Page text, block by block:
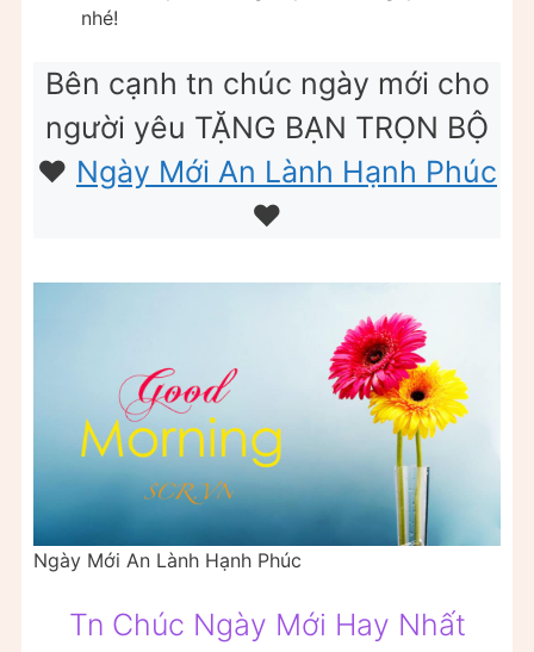
nhé!
Bên cạnh tn chúc ngày mới cho
người yêu TẶNG BẠN TRỌN BỘ
❤️ Ngày Mới An Lành Hạnh Phúc
❤️
Ngày Mới An Lành Hạnh Phúc
Tn Chúc Ngày Mới Hay Nhất